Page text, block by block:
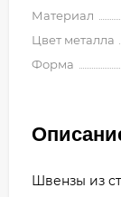
Материал
Цвет металла
Форма
Швензы из